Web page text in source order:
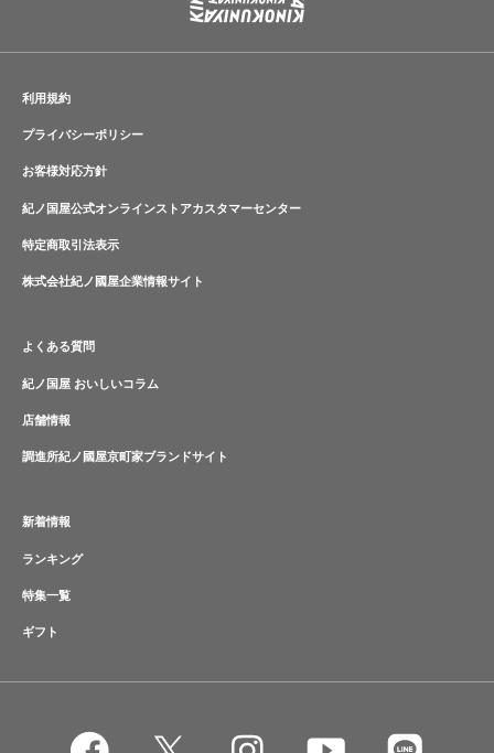
利用規約
プライバシーポリシー
お客様対応方針
紀ノ国屋公式オンラインストアカスタマーセンター
特定商取引法表示
株式会社紀ノ國屋企業情報サイト
よくある質問
紀ノ国屋 おいしいコラム
店舗情報
調進所紀ノ國屋京町家ブランドサイト
新着情報
ランキング
特集一覧
ギフト